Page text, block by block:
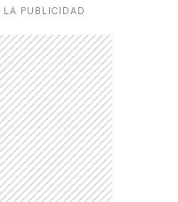
PUBLICIDAD